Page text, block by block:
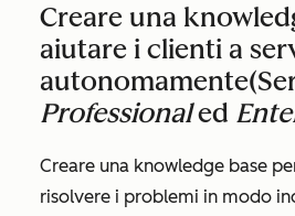
Creare una
aiutare i clienti a
autonomamente
Professionaled
Creare una knowledge base
risolvere i problemi in modo